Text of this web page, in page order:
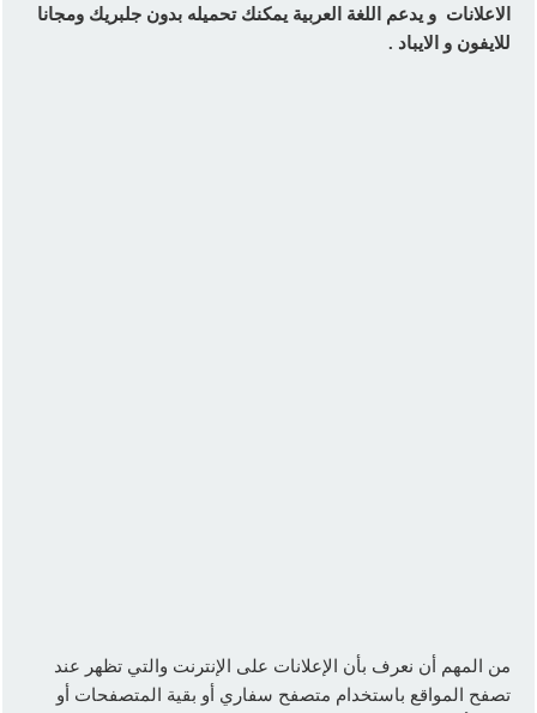
الاعلانات و يدعم اللغة العربية يمكنك تحميله بدون جلبريك ومجانا
للايفون و الايباد .
من المهم أن نعرف بأن الإعلانات على الإنترنت والتي تظهر عند
تصفح المواقع باستخدام متصفح سفاري أو بقية المتصفحات أو